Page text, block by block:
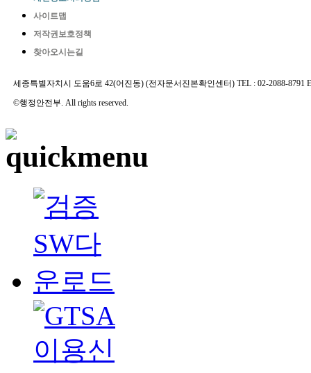
사이트맵
저작권보호정책
찾아오시는길
세종특별자치시 도움6로 42(어진동) (전자문서진본확인센터) TEL : 02-2088-8791
©행정안전부. All rights reserved.